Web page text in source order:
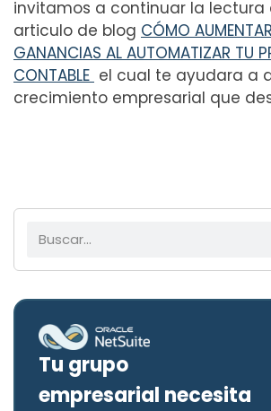
invitamos a continuar la lectura
articulo de blog CÓMO
GANANCIAS AL AUTOMATIZAR TU
CONTABLE el cual te ayudara a
crecimiento empresarial que
Tu grupo
empresarial necesita